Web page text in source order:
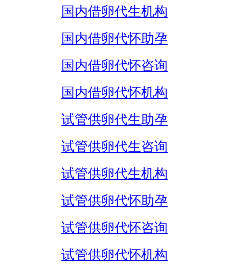
国内借卵代生机构
国内借卵代怀助孕
国内借卵代怀咨询
国内借卵代怀机构
试管供卵代生助孕
试管供卵代生咨询
试管供卵代生机构
试管供卵代怀助孕
试管供卵代怀咨询
试管供卵代怀机构